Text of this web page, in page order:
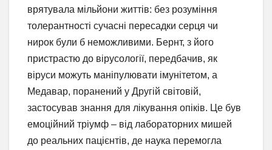
врятувала мільйони життів: без розуміння
толерантності сучасні пересадки серця чи
нирок були б неможливими. Бернт, з його
пристрастю до вірусології, передбачив, як
віруси можуть маніпулювати імунітетом, а
Медавар, поранений у Другій світовій,
застосував знання для лікування опіків. Це був
емоційний тріумф – від лабораторних мишей
до реальних пацієнтів, де наука перемогла